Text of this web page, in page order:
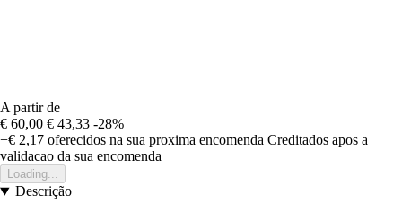
A partir de
€ 60,00 € 43,33 -28%
+€ 2,17 oferecidos na sua proxima encomenda Creditados apos a
validacao da sua encomenda
Loading...
Descrição